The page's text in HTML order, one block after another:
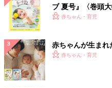
ブ 夏号』〈巻頭
く！ おっぱい・
赤ちゃん・育児
赤ちゃんが生まれ
赤ちゃん・育児